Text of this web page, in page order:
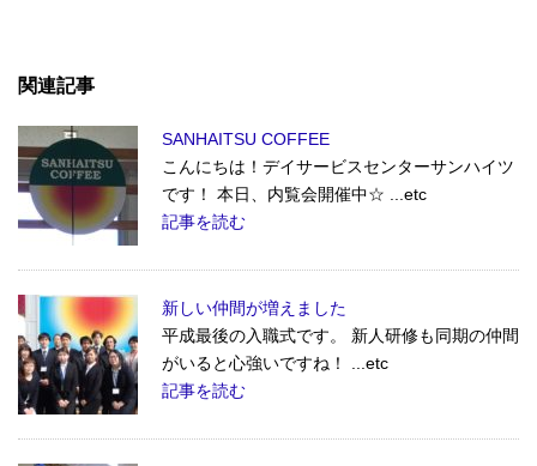
関連記事
SANHAITSU COFFEE
こんにちは！デイサービスセンターサンハイツ
です！ 本日、内覧会開催中☆ ...etc
記事を読む
新しい仲間が増えました
平成最後の入職式です。 新人研修も同期の仲間
がいると心強いですね！ ...etc
記事を読む